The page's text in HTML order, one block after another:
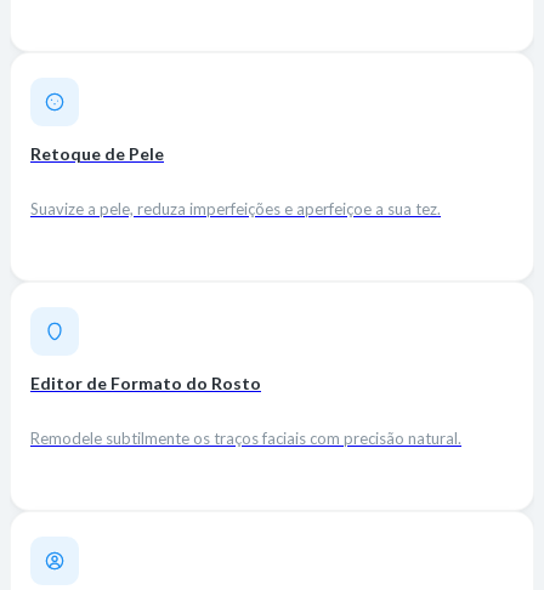
Retoque de Pele
Suavize a pele, reduza imperfeições e aperfeiçoe a sua tez.
Editor de Formato do Rosto
Remodele subtilmente os traços faciais com precisão natural.